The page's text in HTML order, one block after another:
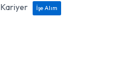
Kariyer
İşe Alım